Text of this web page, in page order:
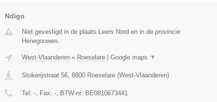
Ndigo
Niet gevestigd in de plaats Leers Nord en in de provincie
Henegouwen.
West-Vlaanderen » Roeselare Google maps ▼
Stokerijstraat 56 8800 Roeselare (West-Vlaanderen)
Tel: - , Fax: - , BTW-nr: BE0810673441